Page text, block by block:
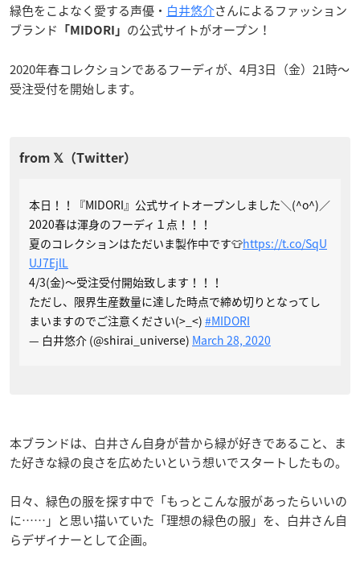
緑色をこよなく愛する声優・ 白井悠介さんによるファッション
ブランド
「MIDORI」 の公式サイトがオープン！
2020年春コレクションであるフーディが、4月3日（金）21時〜
受注受付を開始します。
本日！！『MIDORI』公式サイトオープンしました＼(^o^)／
2020春は渾身のフーディ１点！！！
夏のコレクションはただいま製作中です👕https://t.co/SqU
UJ7EjlL
4/3(金)〜受注受付開始致します！！！
ただし、限界生産数量に達した時点で締め切りとなってし
まいますのでご注意ください(>_<) #MIDORI
— 白井悠介 (@shirai_universe) March 28, 2020
本ブランドは、白井さん自身が昔から緑が好きであること、ま
た好きな緑の良さを広めたいという想いでスタートしたもの。
日々、緑色の服を探す中で「もっとこんな服があったらいいの
に……」と思い描いていた「理想の緑色の服」を、白井さん自
らデザイナーとして企画。